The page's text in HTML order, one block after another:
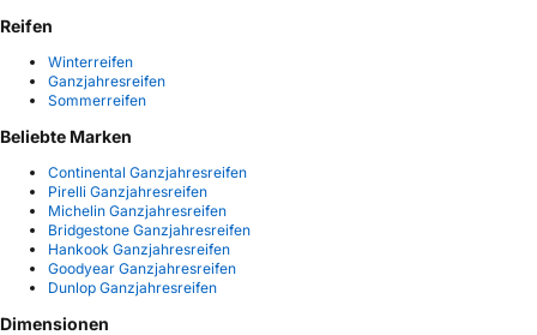
Reifen
Winterreifen
Ganzjahresreifen
Sommerreifen
Beliebte Marken
Continental Ganzjahresreifen
Pirelli Ganzjahresreifen
Michelin Ganzjahresreifen
Bridgestone Ganzjahresreifen
Hankook Ganzjahresreifen
Goodyear Ganzjahresreifen
Dunlop Ganzjahresreifen
Dimensionen